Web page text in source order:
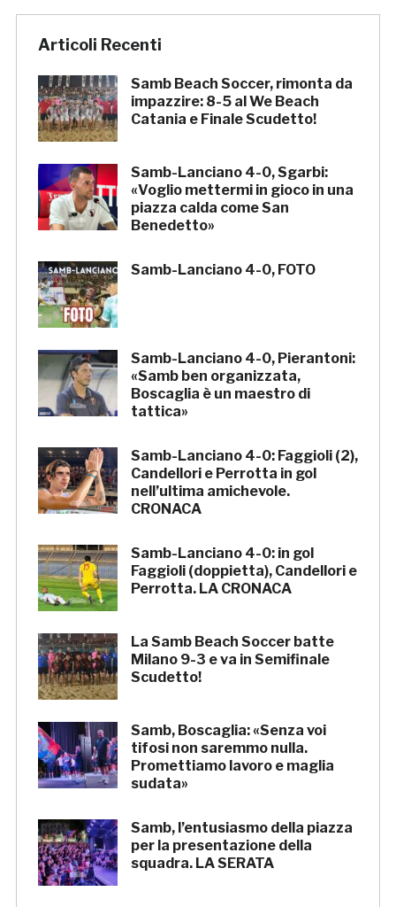
Articoli Recenti
Samb Beach Soccer, rimonta da
impazzire: 8-5 al We Beach
Catania e Finale Scudetto!
Samb-Lanciano 4-0, Sgarbi:
«Voglio mettermi in gioco in una
piazza calda come San
Benedetto»
Samb-Lanciano 4-0, FOTO
Samb-Lanciano 4-0, Pierantoni:
«Samb ben organizzata,
Boscaglia è un maestro di
tattica»
Samb-Lanciano 4-0: Faggioli (2),
Candellori e Perrotta in gol
nell’ultima amichevole.
CRONACA
Samb-Lanciano 4-0: in gol
Faggioli (doppietta), Candellori e
Perrotta. LA CRONACA
La Samb Beach Soccer batte
Milano 9-3 e va in Semifinale
Scudetto!
Samb, Boscaglia: «Senza voi
tifosi non saremmo nulla.
Promettiamo lavoro e maglia
sudata»
Samb, l’entusiasmo della piazza
per la presentazione della
squadra. LA SERATA